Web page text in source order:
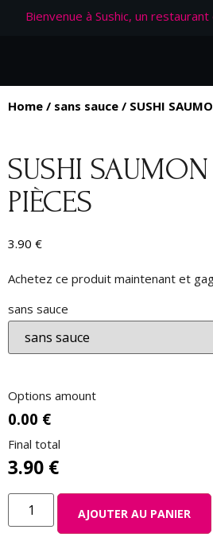
Bienvenue à Sushic, un
Home / sans sauce / SUSHI
SUSHI
PIÈCES
3.90 €
Achetez ce produit maintenant et
sans sauce
Options amount
0.00 €
Final total
3.90 €
AJOUTER AU PANIER